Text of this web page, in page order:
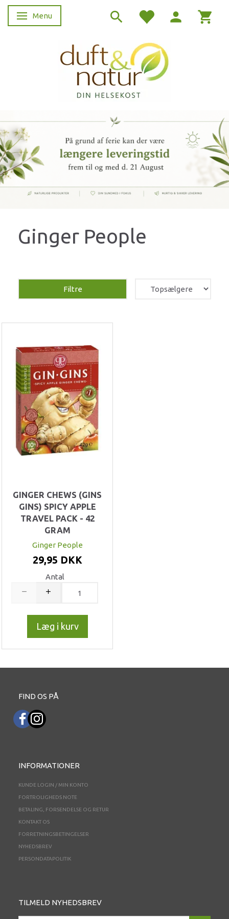
Skifte navigation
Menu
Ginger People
Filtre
GINGER CHEWS (GINS
GINS) SPICY APPLE
TRAVEL PACK - 42
GRAM
Ginger People
29,95 DKK
Antal
Læg i kurv
FIND OS PÅ
INFORMATIONER
KUNDE LOGIN / MIN KONTO
FORTROLIGHEDS NOTE
BETALING, FORSENDELSE OG RETUR
KONTAKT OS
FORRETNINGSBETINGELSER
NYHEDSBREV
PERSONDATAPOLITIK
TILMELD NYHEDSBREV